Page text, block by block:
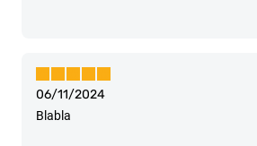
06/11/2024
Blabla